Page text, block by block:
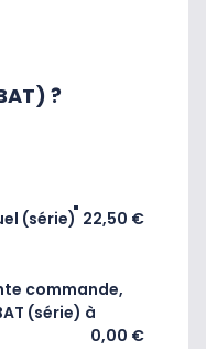
?
(série) 22,50 €
commande,
(série) à
0,00 €